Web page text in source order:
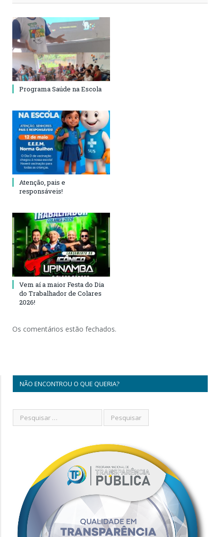
Programa Saúde na Escola
Atenção, pais e
responsáveis!
Vem aí a maior Festa do Dia
do Trabalhador de Colares
2026!
Os comentários estão fechados.
NÃO ENCONTROU O QUE QUERIA?